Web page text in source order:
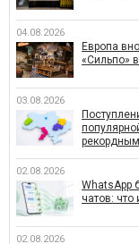
04.08.2026
Европа
«Сильпо»
03.08.2026
02.08.2026
WhatsApp
чатов: что
02.08.2026